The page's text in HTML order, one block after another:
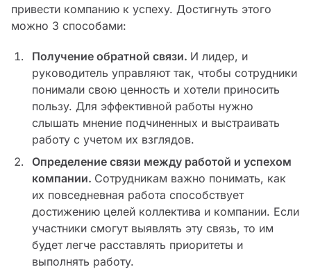
привести компанию к успеху. Достигнуть этого
можно 3 способами:
Получение обратной связи. И лидер, и
руководитель управляют так, чтобы сотрудники
понимали свою ценность и хотели приносить
пользу. Для эффективной работы нужно
слышать мнение подчиненных и выстраивать
работу с учетом их взглядов.
Определение связи между работой и успехом
компании. Сотрудникам важно понимать, как
их повседневная работа способствует
достижению целей коллектива и компании. Если
участники смогут выявлять эту связь, то им
будет легче расставлять приоритеты и
выполнять работу.